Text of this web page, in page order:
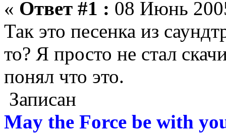
« Ответ #1 : 08 Июнь
Так это песенка из
то? Я просто не стал
понял что это.
Записан
May the Force be with